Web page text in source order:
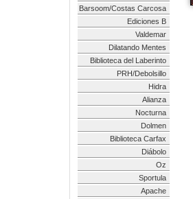
Barsoom/Costas Carcosa
Ediciones B
Valdemar
Dilatando Mentes
Biblioteca del Laberinto
PRH/Debolsillo
Hidra
Alianza
Nocturna
Dolmen
Biblioteca Carfax
Diábolo
Oz
Sportula
Apache